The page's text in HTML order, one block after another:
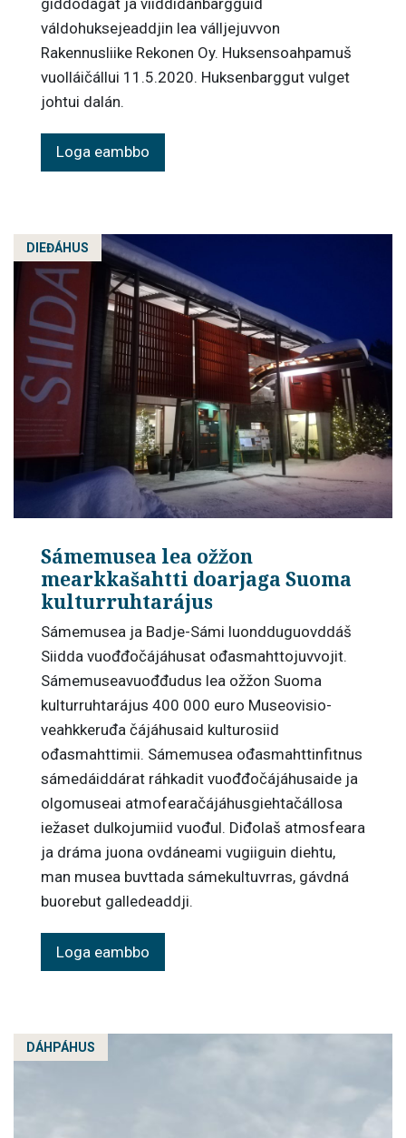
váldohuksejeaddjin lea válljejuvvon
Rakennusliike Rekonen Oy. Huksensoahpamuš
vuolláičállui 11.5.2020. Huksenbarggut vulget
johtui dalán.
Loga eambbo
DIEĐÁHUS
Sámemusea lea ožžon
mearkkašahtti doarjaga Suoma
kulturruhtarájus
Sámemusea ja Badje-Sámi luondduguovddáš
Siidda vuođđočájáhusat ođasmahttojuvvojit.
Sámemuseavuođđudus lea ožžon Suoma
kulturruhtarájus 400 000 euro Museovisio-
veahkkeruđa čájáhusaid kulturosiid
ođasmahttimii. Sámemusea ođasmahttinfitnus
sámedáiddárat ráhkadit vuođđočájáhusaide ja
olgomuseai atmofearačájáhusgiehtačállosa
iežaset dulkojumiid vuođul. Diđolaš atmosfeara
ja dráma juona ovdáneami vugiiguin diehtu,
man musea buvttada sámekultuvrras, gávdná
buorebut galledeaddji.
Loga eambbo
DÁHPÁHUS